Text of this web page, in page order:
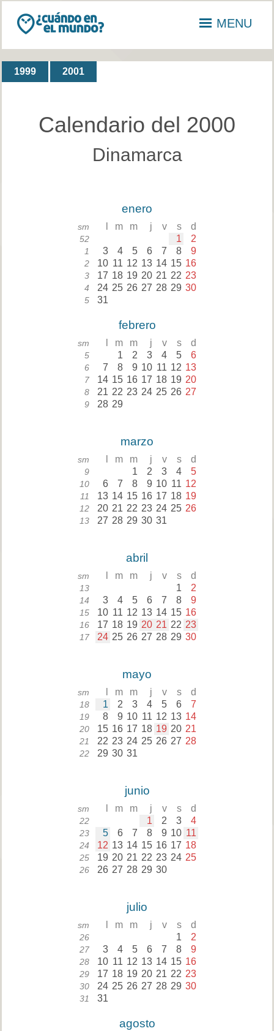
MENU
1999 2001
Calendario del 2000
Dinamarca
enero
sm m m j v s d
52 1 2
1 3 4 5 6 7 8 9
2 10 11 12 13 14 15 16
3 17 18 19 20 21 22 23
4 24 25 26 27 28 29 30
5 31
febrero
sm m m j v s d
5 1 2 3 4 5 6
6 7 8 9 10 11 12 13
7 14 15 16 17 18 19 20
8 21 22 23 24 25 26 27
9 28 29
marzo
sm m m j v s d
9 1 2 3 4 5
10 6 7 8 9 10 11 12
11 13 14 15 16 17 18 19
12 20 21 22 23 24 25 26
13 27 28 29 30 31
abril
sm m m j v s d
13 1 2
14 3 4 5 6 7 8 9
15 10 11 12 13 14 15 16
16 17 18 19 20 21 22 23
17 24 25 26 27 28 29 30
mayo
sm m m j v s d
18 1 2 3 4 5 6 7
19 8 9 10 11 12 13 14
20 15 16 17 18 19 20 21
21 22 23 24 25 26 27 28
22 29 30 31
junio
sm m m j v s d
22 1 2 3 4
23 5 6 7 8 9 10 11
24 12 13 14 15 16 17 18
25 19 20 21 22 23 24 25
26 26 27 28 29 30
julio
sm m m j v s d
26 1 2
27 3 4 5 6 7 8 9
28 10 11 12 13 14 15 16
29 17 18 19 20 21 22 23
30 24 25 26 27 28 29 30
31 31
agosto